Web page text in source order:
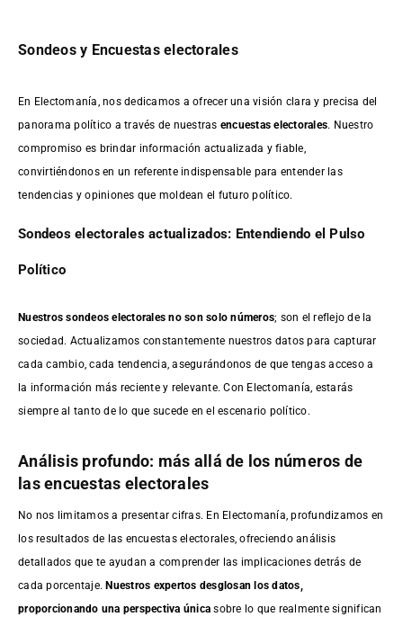
Sondeos y Encuestas electorales
En Electomanía, nos dedicamos a ofrecer una visión clara y precisa del
panorama político a través de nuestras encuestas electorales. Nuestro
compromiso es brindar información actualizada y fiable,
convirtiéndonos en un referente indispensable para entender las
tendencias y opiniones que moldean el futuro político.
Sondeos electorales actualizados: Entendiendo el Pulso
Político
Nuestros sondeos electorales no son solo números; son el reflejo de la
sociedad. Actualizamos constantemente nuestros datos para capturar
cada cambio, cada tendencia, asegurándonos de que tengas acceso a
la información más reciente y relevante. Con Electomanía, estarás
siempre al tanto de lo que sucede en el escenario político.
Análisis profundo: más allá de los números de
las encuestas electorales
No nos limitamos a presentar cifras. En Electomanía, profundizamos en
los resultados de las encuestas electorales, ofreciendo análisis
detallados que te ayudan a comprender las implicaciones detrás de
cada porcentaje.Nuestros expertos desglosan los datos,
proporcionando una perspectiva única sobre lo que realmente significan